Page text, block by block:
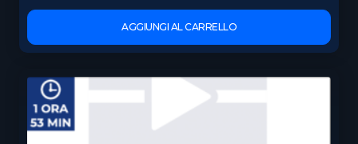
AGGIUNGI AL CARRELLO